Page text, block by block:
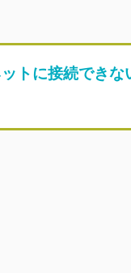
トに接続できな